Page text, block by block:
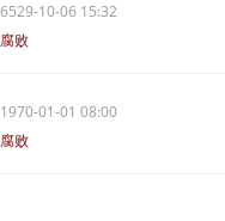
6529-10-06 15:32
腐败
1970-01-01 08:00
腐败